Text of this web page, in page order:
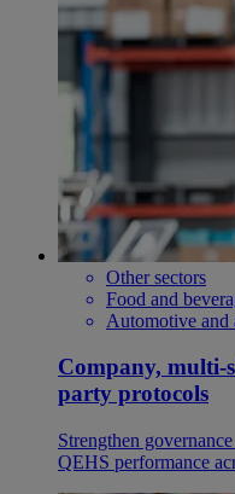
Other sectors
Food and
Automotive and
Company, multi-
party protocols
Strengthen
QEHS performance